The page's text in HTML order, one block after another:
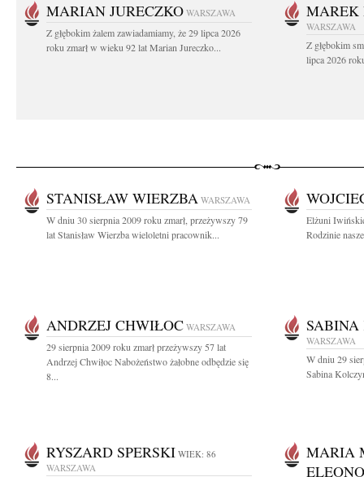
MARIAN JURECZKO WARSZAWA
Z głębokim żalem zawiadamiamy, że 29 lipca 2026
roku zmarł w wieku 92 lat Marian Jureczko...
MAREK
WARSZAWA
Z głębokim
lipca 2026
STANISŁAW WIERZBA WARSZAWA
W dniu 30 sierpnia 2009 roku zmarł, przeżywszy 79
lat Stanisław Wierzba wieloletni pracownik...
Elżuni
Rodzinie
ANDRZEJ CHWIŁOC WARSZAWA
29 sierpnia 2009 roku zmarł przeżywszy 57 lat
Andrzej Chwiłoc Nabożeństwo żałobne odbędzie się
8...
WARSZAWA
W dniu 29
Sabina
RYSZARD SPERSKI WIEK: 86
WARSZAWA
MARIA